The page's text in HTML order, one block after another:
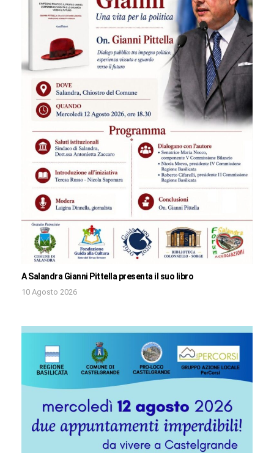
A Salandra Gianni Pittella presenta il suo libro
10 Agosto 2026